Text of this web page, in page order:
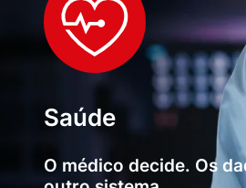
Saúde
O médico decide. Os